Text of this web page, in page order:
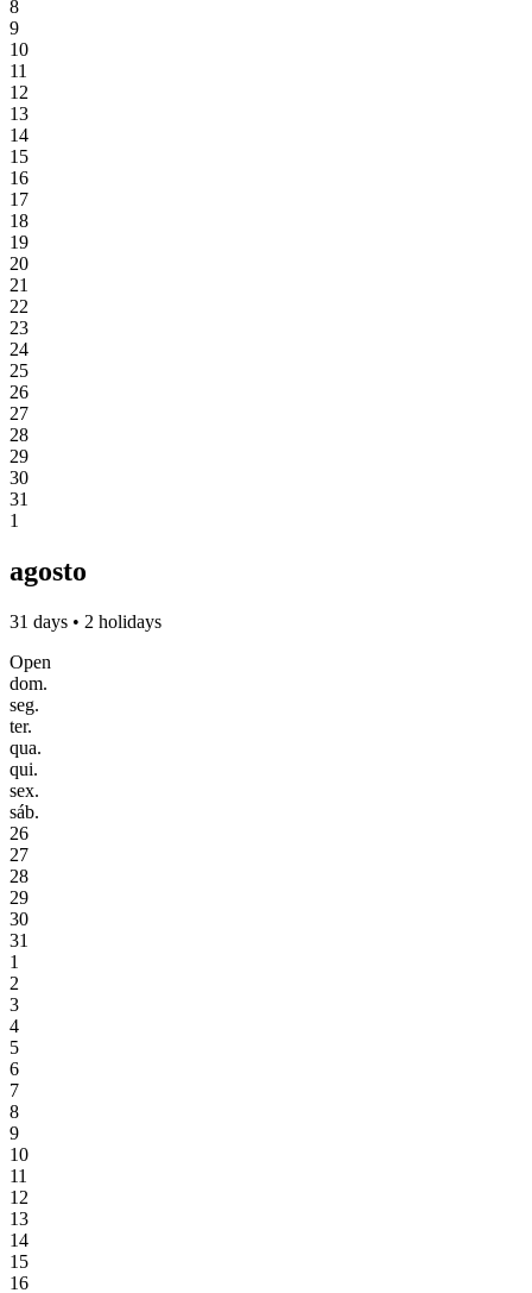
8
9
10
11
12
13
14
15
16
17
18
19
20
21
22
23
24
25
26
27
28
29
30
31
1
agosto
31 days • 2 holidays
Open
dom.
seg.
ter.
qua.
qui.
sex.
sáb.
26
27
28
29
30
31
1
2
3
4
5
6
7
8
9
10
11
12
13
14
15
16